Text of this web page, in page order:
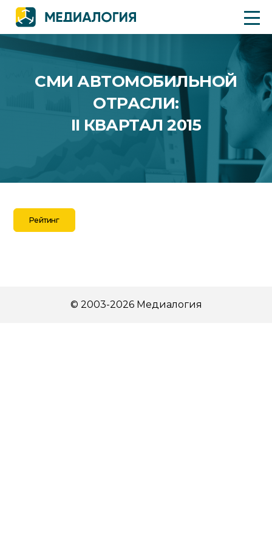
СМИ АВТОМОБИЛЬНОЙ
ОТРАСЛИ:
II КВАРТАЛ 2015
Рейтинг
© 2003-2026 Медиалогия